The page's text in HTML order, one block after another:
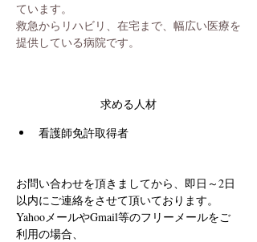
ています。
救急からリハビリ、在宅まで、幅広い医療を
提供している病院です。
求める人材
看護師免許取得者
お問い合わせを頂きましてから、即日～2日
以内にご連絡をさせて頂いております。
YahooメールやGmail等のフリーメールをご
利用の場合、